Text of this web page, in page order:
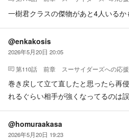
一樹君クラスの傑物があと4人いるか
@enkakosis
2026年5月20日 20:05
第110話 前章 スーサイダーズへの応
巻き戻して立て直したと思ったら再
れるぐらい相手が強くなってるのは
@homuraakasa
2026年5月20日 19:23